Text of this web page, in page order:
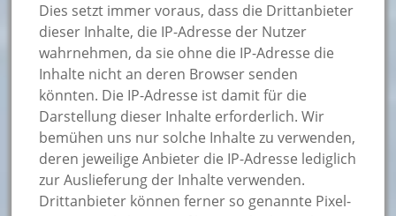
Dies setzt immer voraus, dass die Drittanbieter
dieser Inhalte, die IP-Adresse der Nutzer
wahrnehmen, da sie ohne die IP-Adresse die
Inhalte nicht an deren Browser senden
könnten. Die IP-Adresse ist damit für die
Darstellung dieser Inhalte erforderlich. Wir
bemühen uns nur solche Inhalte zu verwenden,
deren jeweilige Anbieter die IP-Adresse lediglich
zur Auslieferung der Inhalte verwenden.
Drittanbieter können ferner so genannte Pixel-